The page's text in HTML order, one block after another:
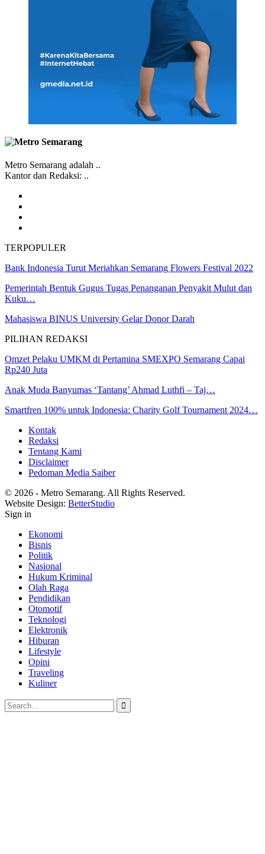
Metro Semarang adalah ..
Kantor dan Redaksi: ..
TERPOPULER
Bank Indonesia Turut Meriahkan Semarang Flowers Festival 2022
Pemerintah Bentuk Gugus Tugas Penanganan Penyakit Mulut dan
Kuku…
Mahasiswa BINUS University Gelar Donor Darah
PILIHAN REDAKSI
Omzet Pelaku UMKM di Pertamina SMEXPO Semarang Capai
Rp240 Juta
Anak Muda Banyumas ‘Tantang’ Ahmad Luthfi – Taj…
Smartfren 100% untuk Indonesia: Charity Golf Tournament 2024…
Kontak
Redaksi
Tentang Kami
Disclaimer
Pedoman Media Saiber
© 2026 - Metro Semarang. All Rights Reserved.
Website Design: BetterStudio
Sign in
Ekonomi
Bisnis
Politik
Nasional
Hukum Kriminal
Olah Raga
Pendidikan
Otomotif
Teknologi
Elektronik
Hiburan
Lifestyle
Opini
Traveling
Kuliner